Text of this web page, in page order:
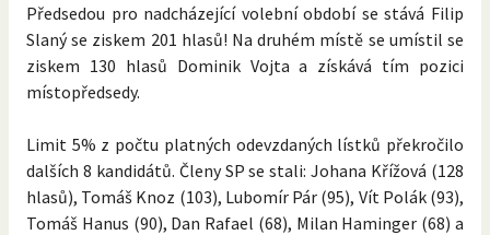
Předsedou pro nadcházející volební období se stává Filip
Slaný se ziskem 201 hlasů! Na druhém místě se umístil se
ziskem 130 hlasů Dominik Vojta a získává tím pozici
místopředsedy.
Limit 5% z počtu platných odevzdaných lístků překročilo
dalších 8 kandidátů. Členy SP se stali: Johana Křížová (128
hlasů), Tomáš Knoz (103), Lubomír Pár (95), Vít Polák (93),
Tomáš Hanus (90), Dan Rafael (68), Milan Haminger (68) a